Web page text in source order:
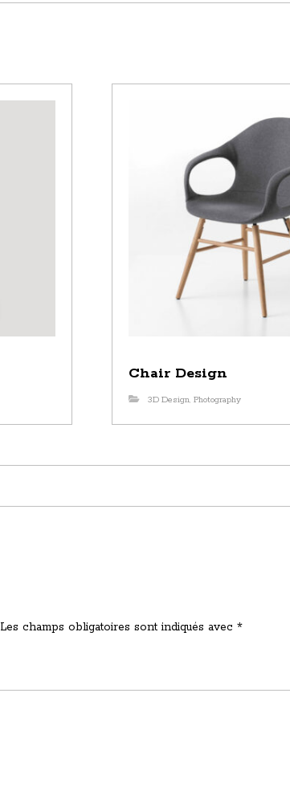
Chair Design
3D Design, Photography
Les champs obligatoires sont indiqués avec *